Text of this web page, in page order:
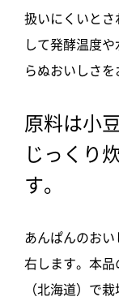
扱いにくいとさ
して発酵温度
らぬおいしさを
原料は小
じっくり
す。
あんぱんのお
右します。本品
（北海道）で